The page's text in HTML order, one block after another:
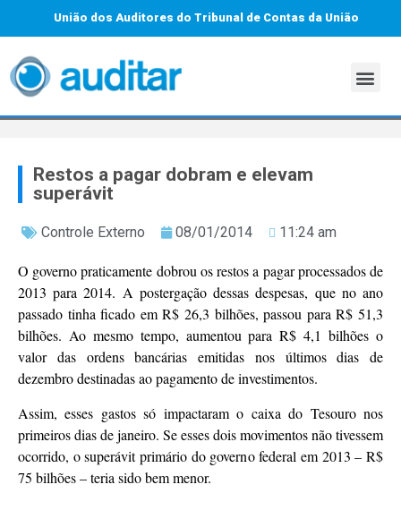
União dos Auditores do Tribunal de Contas da União
Restos a pagar dobram e elevam
superávit
Controle Externo 08/01/2014 11:24 am
O governo praticamente dobrou os restos a pagar processados de
2013 para 2014. A postergação dessas despesas, que no ano
passado tinha ficado em R$ 26,3 bilhões, passou para R$ 51,3
bilhões. Ao mesmo tempo, aumentou para R$ 4,1 bilhões o
valor das ordens bancárias emitidas nos últimos dias de
dezembro destinadas ao pagamento de investimentos.
Assim, esses gastos só impactaram o caixa do Tesouro nos
primeiros dias de janeiro. Se esses dois movimentos não tivessem
ocorrido, o superávit primário do governo federal em 2013 – R$
75 bilhões – teria sido bem menor.